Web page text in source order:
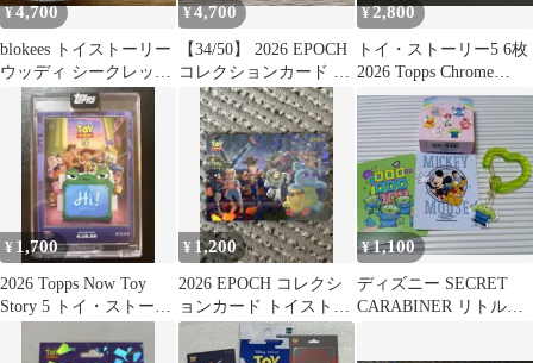
¥4,700
blokees トイストーリー
ウッディ シークレット
ブロッキーズsecret
¥4,700
【34/50】 2026 EPOCH
コレクションカード ト
イ・ストーリー
¥2,800
トイ・ストーリー5 6枚
2026 Topps Chrome
Disney
¥ 1,700
2026 Topps Now Toy
Story 5 トイ・ストーリ
¥ 1,200
2026 EPOCH コレクシ
ョンカード トイストー
リー ホロ仕様
¥1,100
ディズニー SECRET
CARABINER リトルグ